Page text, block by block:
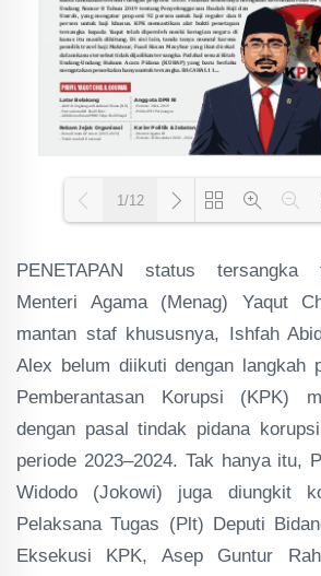
Loading PDF 61% ...
1/12
PENETAPAN status tersangka
Menteri Agama (Menag) Yaqut
mantan staf khususnya, Ishfah
Alex belum diikuti dengan langkah
Pemberantasan Korupsi (KPK)
dengan pasal tindak pidana
periode 2023–2024. Tak hanya itu,
Widodo (Jokowi) juga diungkit
Pelaksana Tugas (Plt) Deputi
Eksekusi KPK, Asep Guntur